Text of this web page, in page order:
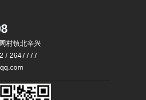
村镇北辛兴
/ 2647777